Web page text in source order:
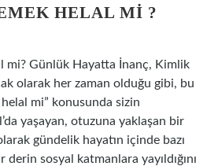
HELAL MI ?
mi? Günlük Hayatta İnanç, Kimlik
olarak her zaman olduğu gibi, bu
mi” konusunda sizin
yaşayan, otuzuna yaklaşan bir
gündelik hayatın içinde bazı
derin sosyal katmanlara yayıldığını